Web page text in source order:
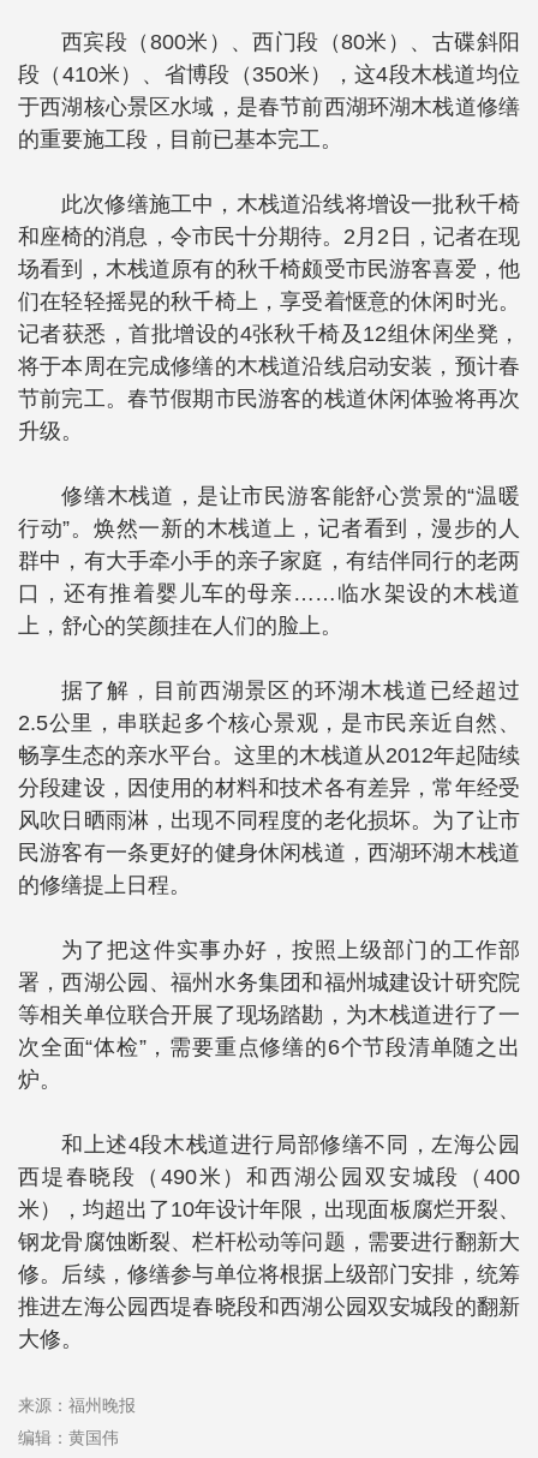
西宾段（800米）、西门段（80米）、古碟斜阳
段（410米）、省博段（350米），这4段木栈道均位
于西湖核心景区水域，是春节前西湖环湖木栈道修缮
的重要施工段，目前已基本完工。
此次修缮施工中，木栈道沿线将增设一批秋千椅
和座椅的消息，令市民十分期待。2月2日，记者在现
场看到，木栈道原有的秋千椅颇受市民游客喜爱，他
们在轻轻摇晃的秋千椅上，享受着惬意的休闲时光。
记者获悉，首批增设的4张秋千椅及12组休闲坐凳，
将于本周在完成修缮的木栈道沿线启动安装，预计春
节前完工。春节假期市民游客的栈道休闲体验将再次
升级。
修缮木栈道，是让市民游客能舒心赏景的“温暖
行动”。焕然一新的木栈道上，记者看到，漫步的人
群中，有大手牵小手的亲子家庭，有结伴同行的老两
口，还有推着婴儿车的母亲……临水架设的木栈道
上，舒心的笑颜挂在人们的脸上。
据了解，目前西湖景区的环湖木栈道已经超过
2.5公里，串联起多个核心景观，是市民亲近自然、
畅享生态的亲水平台。这里的木栈道从2012年起陆续
分段建设，因使用的材料和技术各有差异，常年经受
风吹日晒雨淋，出现不同程度的老化损坏。为了让市
民游客有一条更好的健身休闲栈道，西湖环湖木栈道
的修缮提上日程。
为了把这件实事办好，按照上级部门的工作部
署，西湖公园、福州水务集团和福州城建设计研究院
等相关单位联合开展了现场踏勘，为木栈道进行了一
次全面“体检”，需要重点修缮的6个节段清单随之出
炉。
和上述4段木栈道进行局部修缮不同，左海公园
西堤春晓段（490米）和西湖公园双安城段（400
米），均超出了10年设计年限，出现面板腐烂开裂、
钢龙骨腐蚀断裂、栏杆松动等问题，需要进行翻新大
修。后续，修缮参与单位将根据上级部门安排，统筹
推进左海公园西堤春晓段和西湖公园双安城段的翻新
大修。
来源：福州晚报
编辑：黄国伟